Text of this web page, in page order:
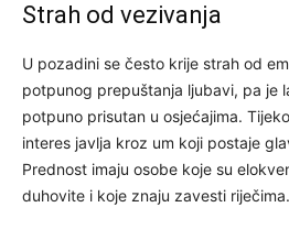
Strah od vezivanja
U pozadini se često krije strah od
potpunog prepuštanja ljubavi, pa je
potpuno prisutan u osjećajima.
interes javlja kroz um koji postaje
Prednost imaju osobe koje su
duhovite i koje znaju zavesti riječima.